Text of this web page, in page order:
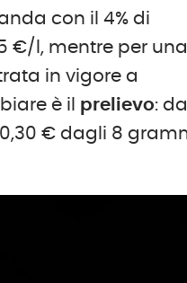
con il 4% di
€/l, mentre per una
in vigore a
è il prelievo: da
€ dagli 8